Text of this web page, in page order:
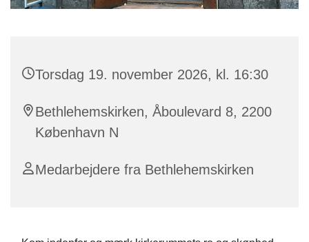
Torsdag 19. november 2026, kl. 16:30
Bethlehemskirken, Åboulevard 8, 2200
København N
Medarbejdere fra Bethlehemskirken